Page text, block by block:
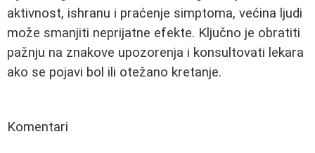
aktivnost, ishranu i praćenje simptoma, većina ljudi
može smanjiti neprijatne efekte. Ključno je obratiti
pažnju na znakove upozorenja i konsultovati lekara
ako se pojavi bol ili otežano kretanje.
Komentari